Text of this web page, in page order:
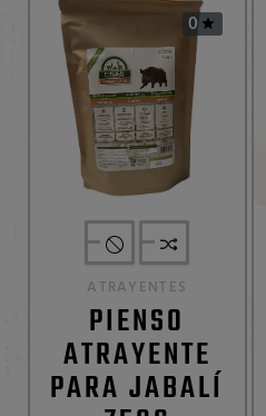
0 
ATRAYENTES
PIENSO
ATRAYENTE
PARA JABALÍ